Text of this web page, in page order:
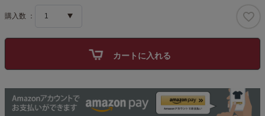
カートに入れる